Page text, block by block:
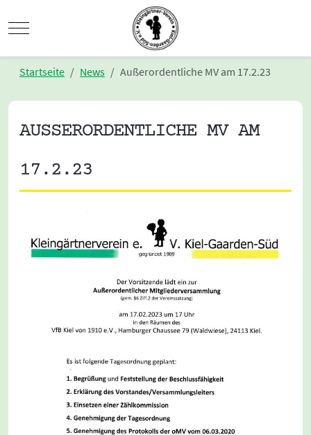
Mobile Menu Toggle
Startseite News Außerordentliche MV am 17.2.23
AUSSERORDENTLICHE MV AM 1
7.2.23